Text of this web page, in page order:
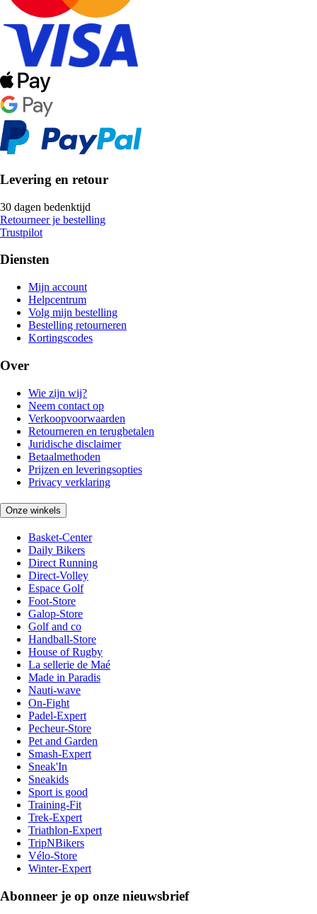
Levering en retour
30 dagen bedenktijd
Retourneer je bestelling
Trustpilot
Diensten
Mijn account
Helpcentrum
Volg mijn bestelling
Bestelling retourneren
Kortingscodes
Over
Wie zijn wij?
Neem contact op
Verkoopvoorwaarden
Retourneren en terugbetalen
Juridische disclaimer
Betaalmethoden
Prijzen en leveringsopties
Privacy verklaring
Onze winkels
Basket-Center
Daily Bikers
Direct Running
Direct-Volley
Espace Golf
Foot-Store
Galop-Store
Golf and co
Handball-Store
House of Rugby
La sellerie de Maé
Made in Paradis
Nauti-wave
On-Fight
Padel-Expert
Pecheur-Store
Pet and Garden
Smash-Expert
Sneak'In
Sneakids
Sport is good
Training-Fit
Trek-Expert
Triathlon-Expert
TripNBikers
Vélo-Store
Winter-Expert
Abonneer je op onze nieuwsbrief